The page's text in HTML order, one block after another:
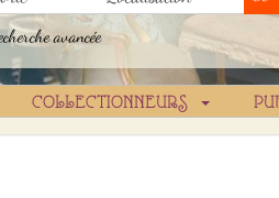
avancée
COLLECTIONNEURS